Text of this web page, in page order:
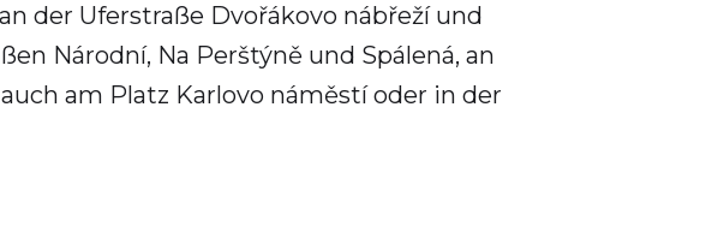
der Uferstraße Dvořákovo nábřeží und
Národní, Na Perštýně und Spálená, an
am Platz Karlovo náměstí oder in der